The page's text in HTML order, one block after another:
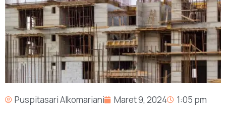
Puspitasari Alkomariani Maret 9, 2024
1:05 pm